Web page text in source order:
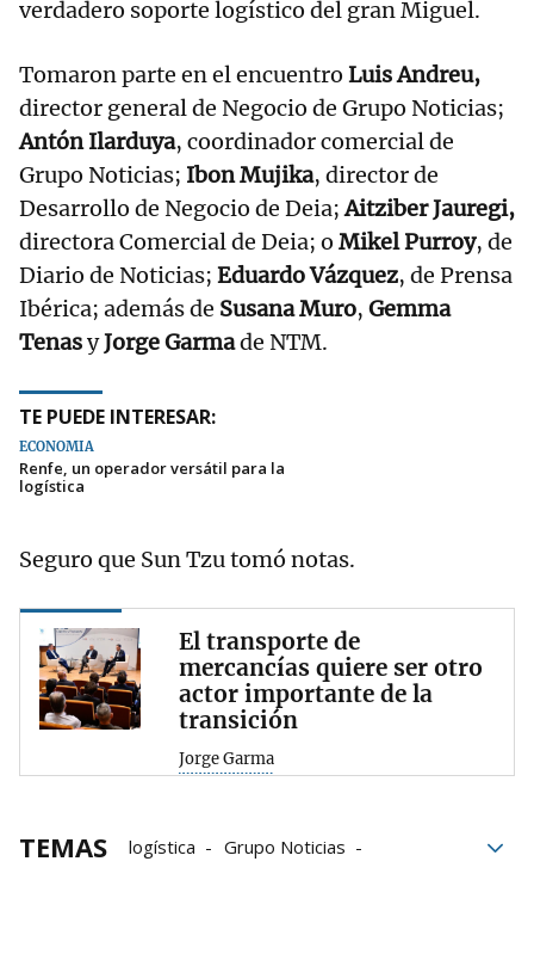
verdadero soporte logístico del gran Miguel.
Tomaron parte en el encuentro Luis Andreu,
director general de Negocio de Grupo Noticias;
Antón Ilarduya, coordinador comercial de
Grupo Noticias; Ibon Mujika, director de
Desarrollo de Negocio de Deia;Aitziber Jauregi,
directora Comercial de Deia; o Mikel Purroy, de
Diario de Noticias; Eduardo Vázquez, de Prensa
Ibérica; además de Susana Muro, Gemma
TenasyJorge Garmade NTM.
TE PUEDE INTERESAR:
ECONOMÍA
Renfe, un operador versátil para la
logística
Seguro que Sun Tzu tomó notas.
El transporte de
mercancías quiere ser otro
actor importante de la
transición
Jorge Garma
TEMAS logística
Grupo Noticias